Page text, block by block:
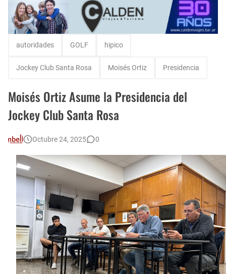
autoridades GOLF hipico
Jockey Club Santa Rosa Moisés Ortiz Presidencia
Moisés Ortiz Asume la Presidencia del
Jockey Club Santa Rosa
Octubre 24, 2025 0